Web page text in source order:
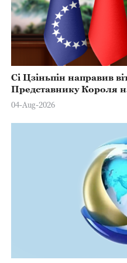
Сі Цзіньпін направив
Представнику Короля
Марстерсу з нагоди Дня
04-Aug-2026